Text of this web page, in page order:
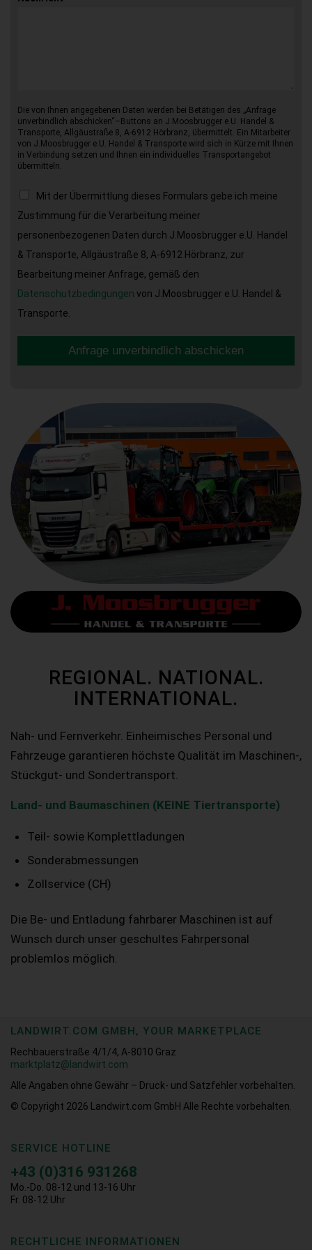
Die von Ihnen angegebenen Daten werden bei Betätigen des „Anfrage
unverbindlich abschicken“–Buttons an J.Moosbrugger e.U. Handel &
Transporte, Allgäustraße 8, A-6912 Hörbranz, übermittelt. Ein Mitarbeiter
von J.Moosbrugger e.U. Handel & Transporte wird sich in Kürze mit Ihnen
in Verbindung setzen und Ihnen ein individuelles Transportangebot
übermitteln.
Mit der Übermittlung dieses Formulars gebe ich meine
Zustimmung für die Verarbeitung meiner
personenbezogenen Daten durch J.Moosbrugger e.U. Handel
& Transporte, Allgäustraße 8, A-6912 Hörbranz, zur
Bearbeitung meiner Anfrage, gemäß den
Datenschutzbedingungen von J.Moosbrugger e.U. Handel &
Transporte.
Anfrage unverbindlich abschicken
REGIONAL. NATIONAL.
INTERNATIONAL.
Nah- und Fernverkehr. Einheimisches Personal und
Fahrzeuge garantieren höchste Qualität im Maschinen-,
Stückgut- und Sondertransport.
Land- und Baumaschinen (KEINE Tiertransporte)
Teil- sowie Komplettladungen
Sonderabmessungen
Zollservice (CH)
Die Be- und Entladung fahrbarer Maschinen ist auf
Wunsch durch unser geschultes Fahrpersonal
problemlos möglich.
LANDWIRT.COM GMBH, YOUR MARKETPLACE
Rechbauerstraße 4/1/4, A-8010 Graz
marktplatz@landwirt.com
Alle Angaben ohne Gewähr – Druck- und Satzfehler vorbehalten.
© Copyright 2026
Landwirt.com GmbH Alle Rechte vorbehalten.
SERVICE HOTLINE
+43 (0)316 931268
Mo.-Do. 08-12 und 13-16 Uhr
Fr. 08-12 Uhr
RECHTLICHE INFORMATIONEN